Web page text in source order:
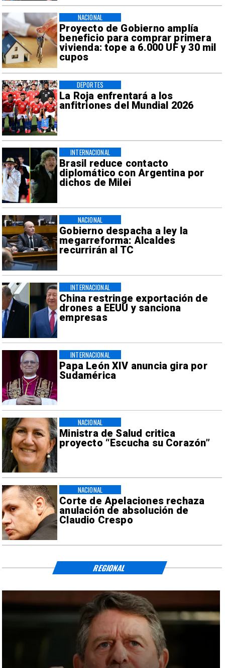
Proyecto de Gobierno amplía
beneficio para comprar primera
vivienda: tope a 6.000 UF y 30 mil
cupos
NACIONAL
La Roja enfrentará a los
anfitriones del Mundial 2026
DEPORTES
Brasil reduce contacto
diplomático con Argentina por
dichos de Milei
INTERNACIONAL
Gobierno despacha a ley la
megarreforma: Alcaldes
recurrirán al TC
NACIONAL
China restringe exportación de
drones a EEUU y sanciona
empresas
INTERNACIONAL
Papa León XIV anuncia gira por
Sudamérica
INTERNACIONAL
Ministra de Salud critica
proyecto “Escucha su Corazón”
NACIONAL
Corte de Apelaciones rechaza
anulación de absolución de
Claudio Crespo
NACIONAL
REGIONAL